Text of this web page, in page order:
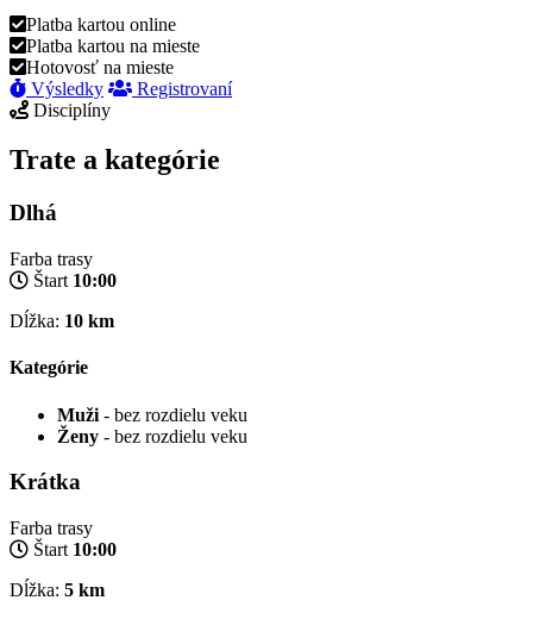
Platba kartou online
Platba kartou na mieste
Hotovosť na mieste
Výsledky
Registrovaní
Disciplíny
Trate a kategórie
Dlhá
Farba trasy
Štart 10:00
Dĺžka: 10 km
Kategórie
Muži - bez rozdielu veku
Ženy - bez rozdielu veku
Krátka
Farba trasy
Štart 10:00
Dĺžka: 5 km